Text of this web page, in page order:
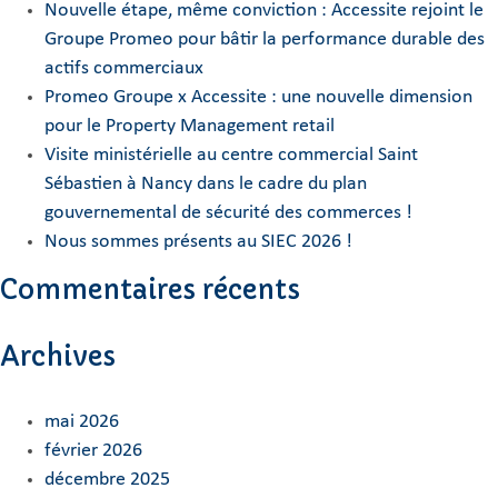
Nouvelle étape, même conviction : Accessite rejoint le
Groupe Promeo pour bâtir la performance durable des
actifs commerciaux
Promeo Groupe x Accessite : une nouvelle dimension
pour le Property Management retail
Visite ministérielle au centre commercial Saint
Sébastien à Nancy dans le cadre du plan
gouvernemental de sécurité des commerces !
Nous sommes présents au SIEC 2026 !
Commentaires récents
Archives
mai 2026
février 2026
décembre 2025